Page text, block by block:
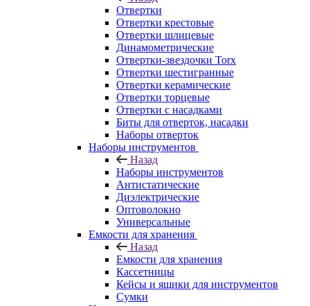
Отвертки
Отвертки крестовые
Отвертки шлицевые
Динамометрические
Отвертки-звездочки Torx
Отвертки шестигранные
Отвертки керамические
Отвертки торцевые
Отвертки с насадками
Биты для отверток, насадки
Наборы отверток
Наборы инструментов
Назад
Наборы инструментов
Антистатические
Диэлектрические
Оптоволокно
Универсальные
Емкости для хранения
Назад
Емкости для хранения
Кассетницы
Кейсы и ящики для инструментов
Сумки